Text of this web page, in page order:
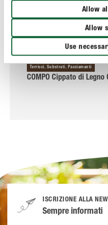
Allow
Allow
Use
Terricci, Substrati, Pacciamanti
COMPO Cippato di
ISCRIZIONE ALLA
Sempre informati